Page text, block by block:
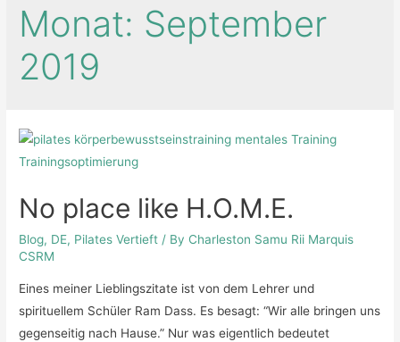
Monat: September
2019
No place like H.O.M.E.
Blog, DE, Pilates Vertieft / By Charleston Samu Rii Marquis
CSRM
Eines meiner Lieblingszitate ist von dem Lehrer und
spirituellem Schüler Ram Dass. Es besagt: “Wir alle bringen uns
gegenseitig nach Hause.” Nur was eigentlich bedeutet